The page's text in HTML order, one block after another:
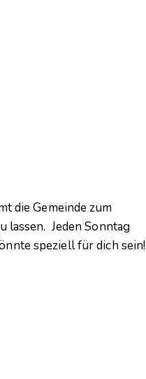
die Gemeinde zum
lassen. Jeden Sonntag
speziell für dich sein!